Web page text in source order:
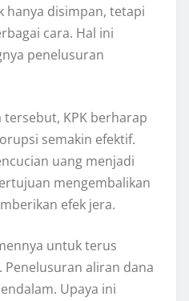
hanya disimpan, tetapi
cara. Hal ini
penelusuran
KPK berharap
semakin efektif.
uang menjadi
mengembalikan
efek jera.
untuk terus
aliran dana
Upaya ini